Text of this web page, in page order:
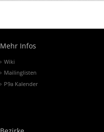
Mehr Infos
Wiki
Mailinglisten
P9a Kalender